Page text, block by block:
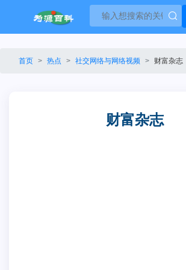
首页 热点 社交网络与网络视频 财富杂志
财富杂志